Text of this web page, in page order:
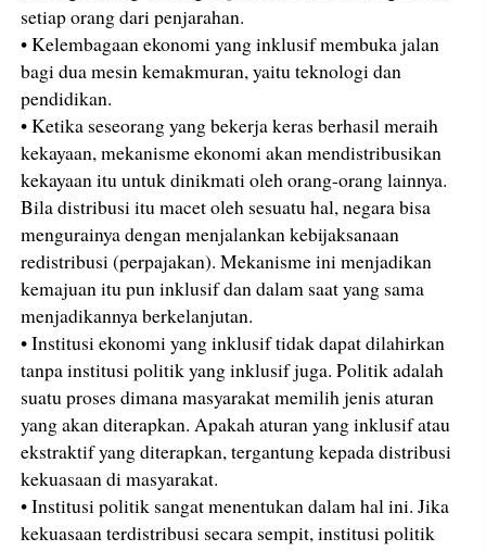
setiap orang dari penjarahan.
• Kelembagaan ekonomi yang inklusif membuka jalan
bagi dua mesin kemakmuran, yaitu teknologi dan
pendidikan.
• Ketika seseorang yang bekerja keras berhasil meraih
kekayaan, mekanisme ekonomi akan mendistribusikan
kekayaan itu untuk dinikmati oleh orang-orang lainnya.
Bila distribusi itu macet oleh sesuatu hal, negara bisa
mengurainya dengan menjalankan kebijaksanaan
redistribusi (perpajakan). Mekanisme ini menjadikan
kemajuan itu pun inklusif dan dalam saat yang sama
menjadikannya berkelanjutan.
• Institusi ekonomi yang inklusif tidak dapat dilahirkan
tanpa institusi politik yang inklusif juga. Politik adalah
suatu proses dimana masyarakat memilih jenis aturan
yang akan diterapkan. Apakah aturan yang inklusif atau
ekstraktif yang diterapkan, tergantung kepada distribusi
kekuasaan di masyarakat.
• Institusi politik sangat menentukan dalam hal ini. Jika
kekuasaan terdistribusi secara sempit, institusi politik